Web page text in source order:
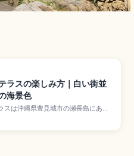
ラスの楽しみ方｜白い街並
海景色
スは沖縄県豊見城市の瀬長島にある
リゾート商業施設で、那覇空港から
地中海リゾートのような白い建物が